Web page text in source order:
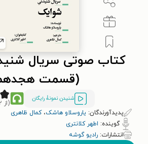
کتاب صوتی سریال
(قسمت
شنیدن نمونۀ رایگان
(از ۱۲ رأی)
پدیدآورندگان: یاروسلاو هاشک،کمال ظاهری
گوینده: اطهر کلانتری
انتشارات: رادیو گوشه